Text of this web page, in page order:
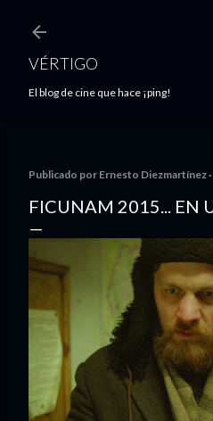
VÉRTIGO
El blog de cine que hace ¡ping!
Publicado por Ernesto Diezmartínez
FICUNAM 2015... EN